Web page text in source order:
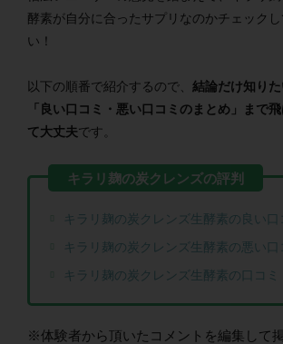
酵素が自分に合ったサプリなのかチェック
い！
以下の順番で紹介するので、 結論だけ知り
「良い口コミ・悪い口コミのまとめ」まで
て大丈夫です。
キラリ麹の炭クレンズ生酵素の良い口
キラリ麹の炭クレンズ生酵素の悪い口
キラリ麹の炭クレンズ生酵素の口コ
※体験者から頂いたコメントを編集して